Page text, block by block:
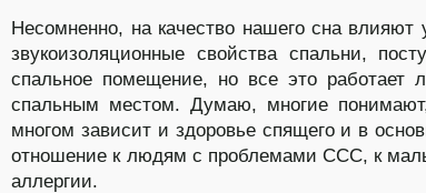
Несомненно, на качество нашего сна влияют
звукоизоляционные свойства спальни,
спальное помещение, но все это
спальным местом. Думаю, многие
многом зависит и здоровье спящего и в
отношение к людям с проблемами ССС, к
аллергии.